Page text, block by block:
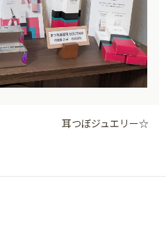
耳つぼジュエリー☆